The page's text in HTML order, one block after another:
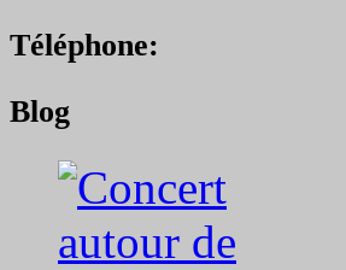
Téléphone:
Blog